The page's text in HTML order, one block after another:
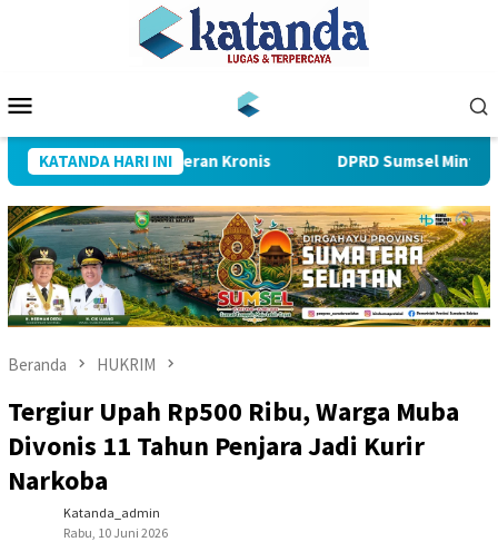
Mobile
KATANDA HARI INI
Selalu Keleleran Kronis DPRD Sumsel Minta
Beranda HUKRIM
Tergiur Upah Rp500 Ribu, Warga Muba
Divonis 11 Tahun Penjara Jadi Kurir
Narkoba
Katanda_admin
Rabu, 10 Juni 2026